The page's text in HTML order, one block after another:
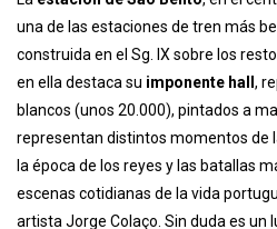
colas, en supágina web .
Estación de Sao Bento
Laestación de Sao Bento, en el
una de las estaciones de tren más
construida en el Sg. IX sobre los
en ella destaca suimponente hall,